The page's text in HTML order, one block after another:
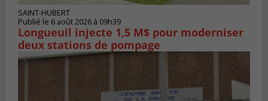
SAINT-HUBERT
Publié le 6 août 2026 à 09h39
Longueuil injecte 1,5 M$ pour moderniser
deux stations de pompage